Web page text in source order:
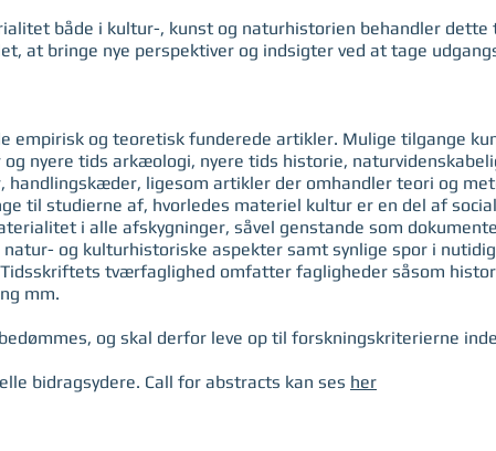
både i kultur-, kunst og naturhistorien behandler
at bringe nye perspektiver og indsigter ved at tage
empirisk og teoretisk funderede artikler. Mulige tilgange
nyere tids arkæologi, nyere tids historie,
ligesom artikler der omhandler teori og
til studierne af, hvorledes materiel kultur er en del af
i alle afskygninger, såvel genstande som
og kulturhistoriske aspekter samt synlige spor i
tværfaglighed omfatter fagligheder såsom
mm.
og skal derfor leve op til forskningskriterierne
bidragsydere. Call for abstracts kan ses her